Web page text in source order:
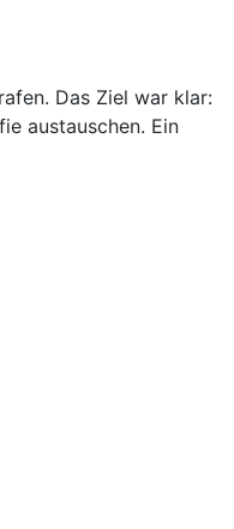
Das Ziel war klar:
austauschen. Ein